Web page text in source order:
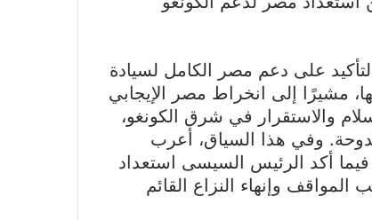
على دعم مصر الكامل لسيادة
مشيرًا إلى انخراط مصر الإيجابي
والاستقرار في شرق الكونغو،
وفي هذا السياق، أعرب
فيما أكد الرئيس السيسى استعداد
وإنهاء النزاع القائم